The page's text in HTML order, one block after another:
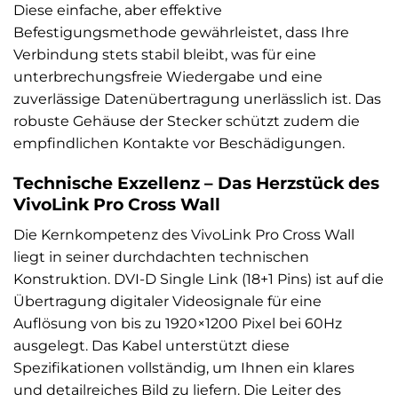
Diese einfache, aber effektive
Befestigungsmethode gewährleistet, dass Ihre
Verbindung stets stabil bleibt, was für eine
unterbrechungsfreie Wiedergabe und eine
zuverlässige Datenübertragung unerlässlich ist. Das
robuste Gehäuse der Stecker schützt zudem die
empfindlichen Kontakte vor Beschädigungen.
Technische Exzellenz – Das Herzstück des
VivoLink Pro Cross Wall
Die Kernkompetenz des VivoLink Pro Cross Wall
liegt in seiner durchdachten technischen
Konstruktion. DVI-D Single Link (18+1 Pins) ist auf die
Übertragung digitaler Videosignale für eine
Auflösung von bis zu 1920×1200 Pixel bei 60Hz
ausgelegt. Das Kabel unterstützt diese
Spezifikationen vollständig, um Ihnen ein klares
und detailreiches Bild zu liefern. Die Leiter des